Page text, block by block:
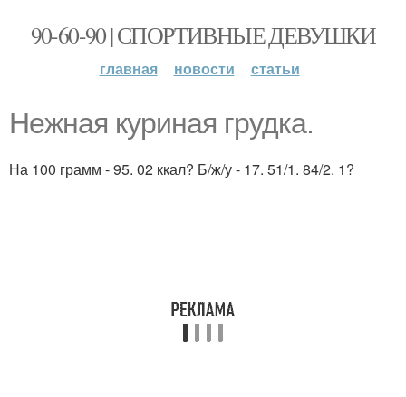
90-60-90 | СПОРТИВНЫЕ ДЕВУШКИ
главная новости статьи
Нежная куриная грудка.
На 100 грамм - 95. 02 ккал? Б/ж/у - 17. 51/1. 84/2. 1?